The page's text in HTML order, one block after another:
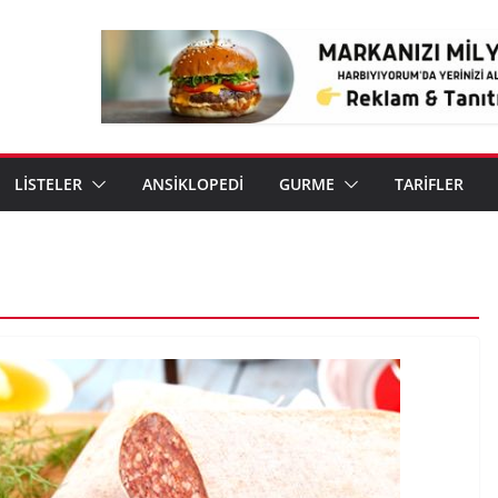
LİSTELER ANSİKLOPEDİ GURME TARİFLER